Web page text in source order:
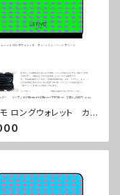
モ ロングウォレット カラ
ードットグリーン ■配
週間